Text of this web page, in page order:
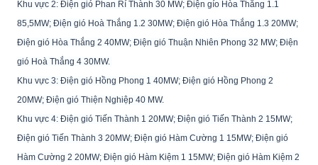
Khu vực 2: Điện gió Phan Rí Thành 30 MW; Điện gío Hòa Thắng 1.1
85,5MW; Điện gió Hoà Thắng 1.2 30MW; Điện gió Hòa Thắng 1.3 20MW;
Điện gió Hòa Thắng 2 40MW; Điện gió Thuận Nhiên Phong 32 MW; Điện
gió Hoà Thắng 4 30MW.
Khu vực 3: Điện gió Hồng Phong 1 40MW; Điện gió Hồng Phong 2
20MW; Điện gió Thiện Nghiệp 40 MW.
Khu vực 4: Điện gió Tiến Thành 1 20MW; Điện gió Tiến Thành 2 15MW;
Điện gió Tiến Thành 3 20MW; Điện gió Hàm Cường 1 15MW; Điện gió
Hàm Cường 2 20MW; Điện gió Hàm Kiệm 1 15MW; Điện gió Hàm Kiệm 2